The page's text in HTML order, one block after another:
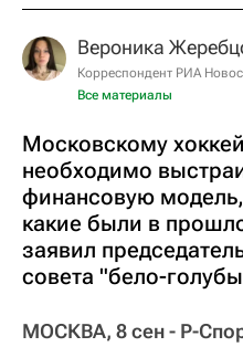
Вероника
Корреспондент РИА
Все материалы
Московскому
необходимо
финансовую
какие были в
заявил
совета "бело-
МОСКВА, 8 сен - Р-